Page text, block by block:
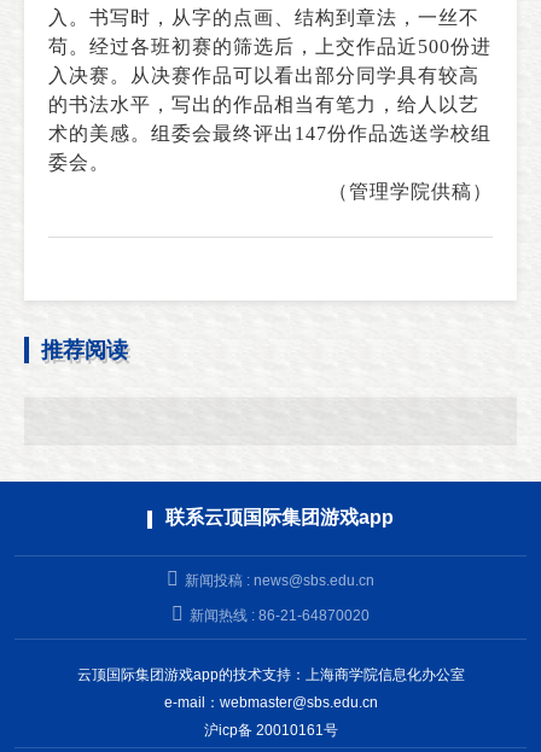
入。书写时，从字的点画、结构到章法，一丝不
苟。经过各班初赛的筛选后，上交作品近500份进
入决赛。从决赛作品可以看出部分同学具有较高
的书法水平，写出的作品相当有笔力，给人以艺
术的美感。组委会最终评出 147份作品选送学校组
委会。
（管理学院供稿）
推荐阅读
联系云顶国际集团游戏app
新闻投稿 : news@sbs.edu.cn
新闻热线 : 86-21-64870020
云顶国际集团游戏app的技术支持：上海商学院信息化办公室
e-mail： webmaster@sbs.edu.cn
沪icp备 20010161号